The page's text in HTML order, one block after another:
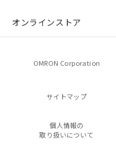
オンラインストア
OMRON Corporation
サイトマップ
個人情報の
取り扱いについて